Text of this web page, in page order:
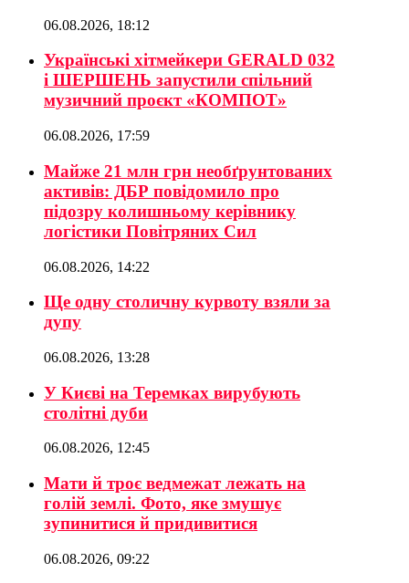
06.08.2026, 18:12
Українські хітмейкери GERALD 032
і ШЕРШЕНЬ запустили спільний
музичний проєкт «КОМПОТ»
06.08.2026, 17:59
Майже 21 млн грн необґрунтованих
активів: ДБР повідомило про
підозру колишньому керівнику
логістики Повітряних Сил
06.08.2026, 14:22
Ще одну столичну курвоту взяли за
дупу
06.08.2026, 13:28
У Києві на Теремках вирубують
столітні дуби
06.08.2026, 12:45
Мати й троє ведмежат лежать на
голій землі. Фото, яке змушує
зупинитися й придивитися
06.08.2026, 09:22